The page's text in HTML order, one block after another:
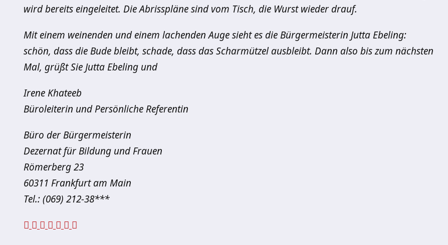
wird bereits eingeleitet. Die Abrisspläne sind vom Tisch, die Wurst wieder drauf.
Mit einem weinenden und einem lachenden Auge sieht es die Bürgermeisterin Jutta Ebeling:
schön, dass die Bude bleibt, schade, dass das Scharmützel ausbleibt. Dann also bis zum nächsten
Mal, grüßt Sie Jutta Ebeling und
Irene Khateeb
Büroleiterin und Persönliche Referentin
Büro der Bürgermeisterin
Dezernat für Bildung und Frauen
Römerberg 23
60311 Frankfurt am Main
Tel.: (069) 212-38***